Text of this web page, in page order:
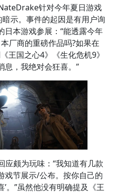
针对今年夏日游戏
示。事件的起因是有用户询
日本游戏参展：“能透露今年
厂商的重磅作品吗?如果在
王国之心4》《生化危机9》
息，我绝对会狂喜。”
应颇为玩味：“我知道有几款
戏节展示/公布。按你自己的
’。”虽然他没有明确提及《王